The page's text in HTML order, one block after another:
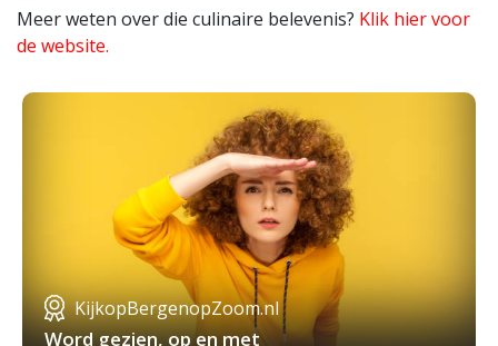
Meer weten over die culinaire belevenis? Klik hier voor
de website.
KijkopBergenopZoom.nl
Word gezien, op en met